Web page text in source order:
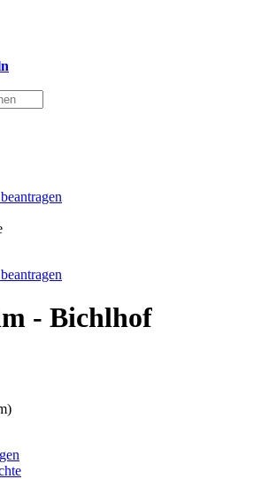
- Bichlhof